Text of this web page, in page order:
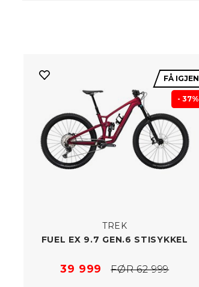
FÅ IGJEN
- 37%
TREK
FUEL EX 9.7 GEN.6 STISYKKEL
39 999 FØR 62 999